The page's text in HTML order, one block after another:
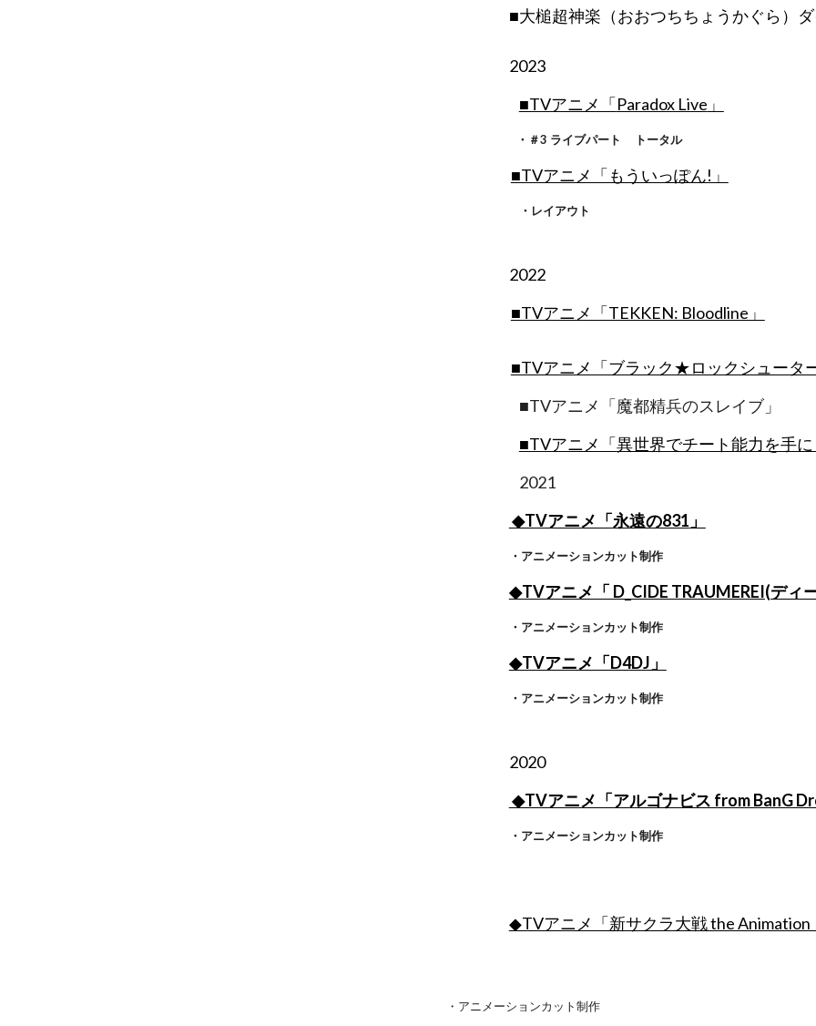
■大槌超神楽（おおつちちょうかぐら）
2023
■TVアニメ「Paradox Live 」
・ ＃3 ライブパート トータル
■TVアニメ「もういっぽん!」
・ レイアウト
2022
■TVアニメ「TEKKEN: Bloodline」
■TVアニメ「ブラック★ロックシュータ
■TVアニメ「魔都精兵のスレイブ」
■TVアニメ「異世界でチート能力を手
2021
◆TVアニメ「永遠の831 」
・アニメーションカット制作
◆TVアニメ「 D_CIDE TRAUMEREI(ディ
・アニメーションカット制作
◆TVアニメ「D4DJ」
・アニメーションカット制作
2020
◆TVアニメ「アルゴナビス from BanG
・アニメーションカット制作
◆TVアニメ「新サクラ大戦 the Animation
・アニメーションカット制作